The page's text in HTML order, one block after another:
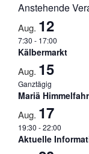
Anstehende
Aug. 12
7:30 - 17:00
Kälbermarkt
Aug. 15
Ganztägig
Mariä
Aug. 17
19:30 -22:00
Aktuelle